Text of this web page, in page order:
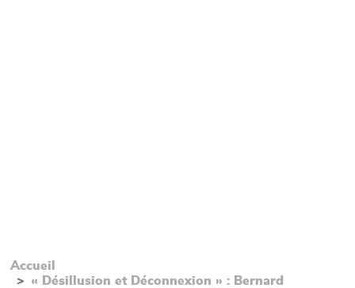
Accueil
« Désillusion et Déconnexion » : Bernard